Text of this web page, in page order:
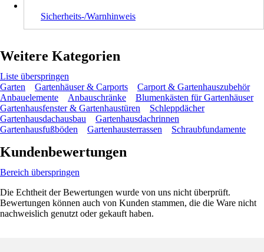
Sicherheits-/Warnhinweis
Weitere Kategorien
Liste überspringen
Garten
Gartenhäuser & Carports
Carport & Gartenhauszubehör
Anbauelemente
Anbauschränke
Blumenkästen für Gartenhäuser
Gartenhausfenster & Gartenhaustüren
Schleppdächer
Gartenhausdachausbau
Gartenhausdachrinnen
Gartenhausfußböden
Gartenhausterrassen Schraubfundamente
Kundenbewertungen
Bereich überspringen
Die Echtheit der Bewertungen wurde von uns nicht überprüft.
Bewertungen können auch von Kunden stammen, die die Ware nicht
nachweislich genutzt oder gekauft haben.